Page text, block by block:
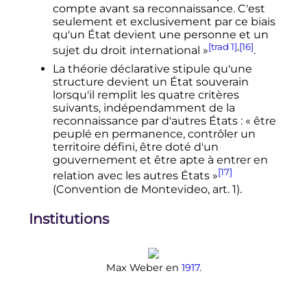
compte avant sa reconnaissance. C'est
seulement et exclusivement par ce biais
qu'un État devient une personne et un
sujet du droit international »[trad 1],[16].
La théorie déclarative stipule qu'une
structure devient un État souverain
lorsqu'il remplit les quatre critères
suivants, indépendamment de la
reconnaissance par d'autres États : « être
peuplé en permanence, contrôler un
territoire défini, être doté d'un
gouvernement et être apte à entrer en
relation avec les autres États »[17]
(Convention de Montevideo, art. 1).
Institutions
Max Weber en 1917.